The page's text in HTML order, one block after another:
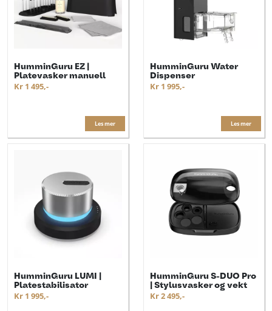
HumminGuru EZ |
Platevasker manuell
Kr 1 495,-
Les mer
HumminGuru Water
Dispenser
Kr 1 995,-
Les mer
HumminGuru LUMI |
Platestabilisator
Kr 1 995,-
HumminGuru S-DUO Pro
| Stylusvasker og vekt
Kr 2 495,-